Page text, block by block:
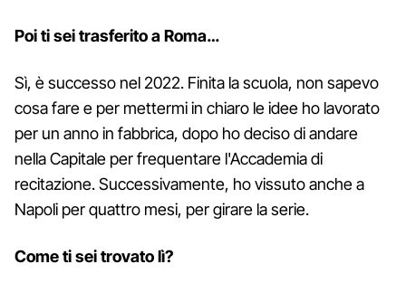
Poi ti sei trasferito a Roma…
Sì, è successo nel 2022. Finita la scuola, non sapevo
cosa fare e per mettermi in chiaro le idee ho lavorato
per un anno in fabbrica, dopo ho deciso di andare
nella Capitale per frequentare l'Accademia di
recitazione. Successivamente, ho vissuto anche a
Napoli per quattro mesi, per girare la serie.
Come ti sei trovato lì?